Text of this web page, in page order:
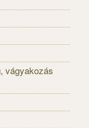
vágyakozás